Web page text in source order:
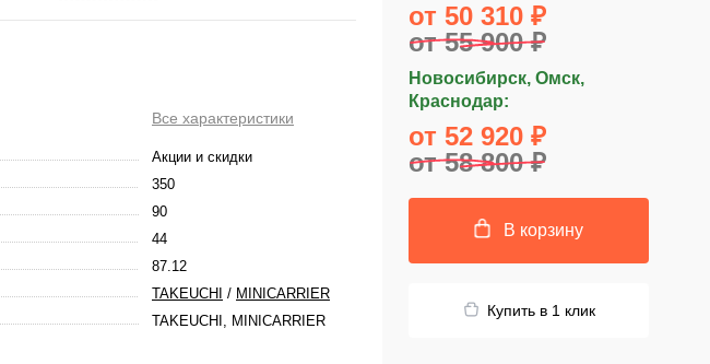
Все характеристики
Акции и скидки
350
90
44
87.12
TAKEUCHI / MINICARRIER
TAKEUCHI, MINICARRIER
от 50 310 ₽
от 55 900 ₽
Новосибирск, Омск,
Краснодар:
от 52 920 ₽
от 58 800 ₽
В корзину
Купить в 1 клик